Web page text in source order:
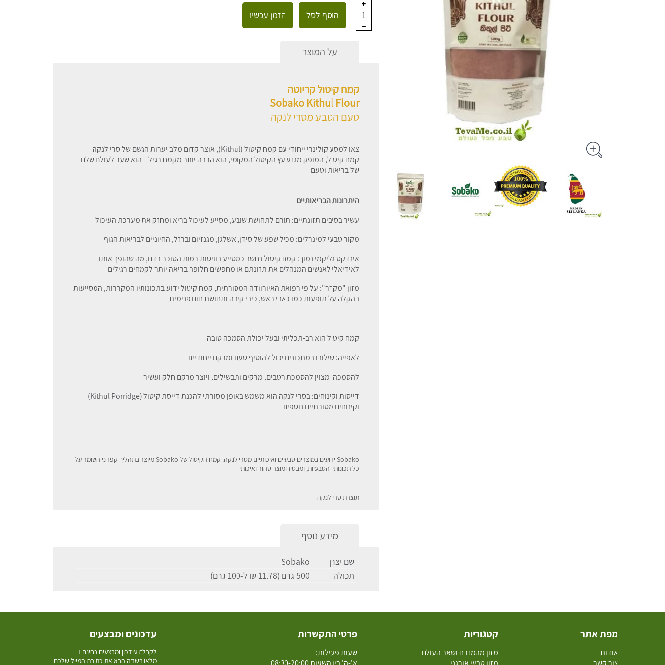
1 הוסף לסל הזמן עכשיו
על המוצר
קמח קיטול קריוטה
Sobako Kithul Flour
טעם הטבע מסרי לנקה
צאו למסע קולינרי ייחודי עם קמח קיטול (Kithul), אוצר קדום מלב יערות הגשם של סרי לנקה
קמח קיטול, המופק מגזע עץ הקיטול המקומי, הוא הרבה יותר מקמח רגיל – הוא שער לעולם שלם
של בריאות וטעם
היתרונות הבריאותיים
עשיר בסיבים תזונתיים: תורם לתחושת שובע, מסייע לעיכול בריא ומחזק את מערכת העיכול
מקור טבעי למינרלים: מכיל שפע של סידן, אשלגן, מגנזיום וברזל, החיוניים לבריאות הגוף
אינדקס גליקמי נמוך: קמח קיטול נחשב כמסייע בוויסות רמות הסוכר בדם, מה שהופך אותו
לאידיאלי לאנשים המנהלים את תזונתם או מחפשים חלופה בריאה יותר לקמחים רגילים
מזון "מקרר": על פי רפואת האיורוודה המסורתית, קמח קיטול ידוע בתכונותיו המקררות, המסייעות
בהקלה על תופעות כמו כאבי ראש, כיבי קיבה ותחושת חום פנימית
קמח קיטול הוא רב-תכליתי ובעל יכולת הסמכה טובה
לאפייה: שילובו במתכונים יכול להוסיף טעם ומרקם ייחודיים
להסמכה: מצוין להסמכת רטבים, מרקים ותבשילים, ויוצר מרקם חלק ועשיר
דייסות וקינוחים: בסרי לנקה הוא משמש באופן מסורתי להכנת דייסת קיטול (Kithul Porridge)
וקינוחים מסורתיים נוספים
Sobako ידועים במוצרים טבעיים ואיכותיים מסרי לנקה. קמח הקיטול של Sobako מיוצר בתהליך קפדני השומר על
כל תכונותיו הטבעיות, ומבטיח מוצר טהור ואיכותי
תוצרת סרי לנקה
מידע נוסף
שם יצרן
Sobako
תכולה
500 גרם (11.78 ₪ ל-100 גרם)
מפת אתר
אודות
צור קשר
קטגוריות
מזון מהמזרח ושאר העולם
מזון טבעי אורגני
פרטי התקשרות
שעות פעילות:
א'-ה' בין השעות 08:30-20:00
עדכונים ומבצעים
לקבלת עידכון ומבצעים בחינם !
מלאו בשדה הבא את כתובת המייל שלכם